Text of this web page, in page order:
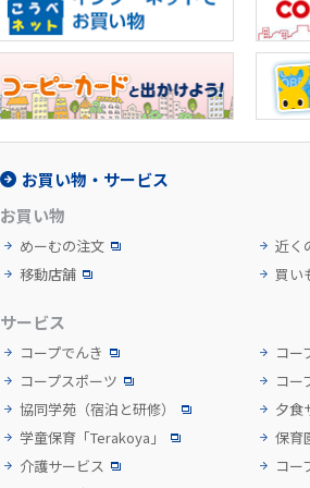
お買い物・サービス
お買い物
めーむの注文
移動店舗
近く
買い
サービス
コープでんき
コー
コープスポーツ
コー
協同学苑 （宿泊と研修） 夕食
学童保育「Terakoya」
保育
介護サービス
コー